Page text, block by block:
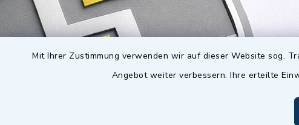
Mit Ihrer Zustimmung verwenden wir auf dieser Website sog.
Angebot weiter verbessern. Ihre erteilte